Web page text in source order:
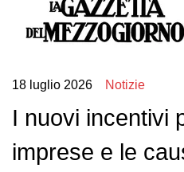
18 luglio 2026 Notizie
I nuovi incentivi
imprese e le